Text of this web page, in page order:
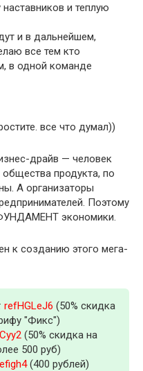
и теплую
и в дальнейшем,
все тем кто
в одной команде
все что думал))
драйв — человек
продукта, по
А организаторы
Поэтому
экономики.
к созданию этого мега-
refHGLeJ6 (50% скидка
"Фикс")
(50% скидка на
500 руб)
(400 рублей)